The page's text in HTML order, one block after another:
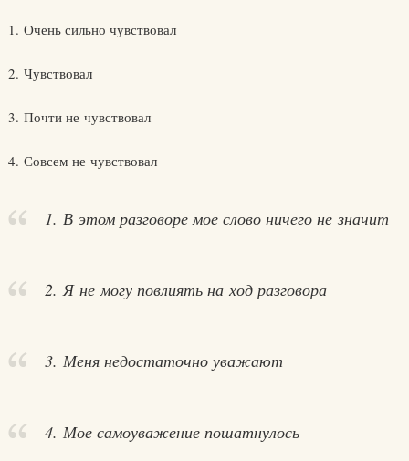
1. Очень сильно чувствовал
2. Чувствовал
3. Почти не чувствовал
4. Совсем не чувствовал
1. В этом разговоре мое слово ничего не значит
2. Я не могу повлиять на ход разговора
3. Меня недостаточно уважают
4. Мое самоуважение пошатнулось